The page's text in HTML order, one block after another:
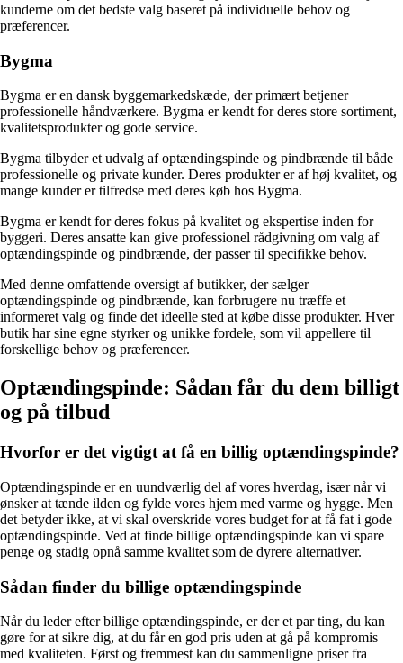
kunderne om det bedste valg baseret på individuelle behov og
præferencer.
Bygma
Bygma er en dansk byggemarkedskæde, der primært betjener
professionelle håndværkere. Bygma er kendt for deres store sortiment,
kvalitetsprodukter og gode service.
Bygma tilbyder et udvalg af optændingspinde og pindbrænde til både
professionelle og private kunder. Deres produkter er af høj kvalitet, og
mange kunder er tilfredse med deres køb hos Bygma.
Bygma er kendt for deres fokus på kvalitet og ekspertise inden for
byggeri. Deres ansatte kan give professionel rådgivning om valg af
optændingspinde og pindbrænde, der passer til specifikke behov.
Med denne omfattende oversigt af butikker, der sælger
optændingspinde og pindbrænde, kan forbrugere nu træffe et
informeret valg og finde det ideelle sted at købe disse produkter. Hver
butik har sine egne styrker og unikke fordele, som vil appellere til
forskellige behov og præferencer.
Optændingspinde: Sådan får du dem billigt
og på tilbud
Hvorfor er det vigtigt at få en billig optændingspinde?
Optændingspinde er en uundværlig del af vores hverdag, især når vi
ønsker at tænde ilden og fylde vores hjem med varme og hygge. Men
det betyder ikke, at vi skal overskride vores budget for at få fat i gode
optændingspinde. Ved at finde billige optændingspinde kan vi spare
penge og stadig opnå samme kvalitet som de dyrere alternativer.
Sådan finder du billige optændingspinde
Når du leder efter billige optændingspinde, er der et par ting, du kan
gøre for at sikre dig, at du får en god pris uden at gå på kompromis
med kvaliteten. Først og fremmest kan du sammenligne priser fra